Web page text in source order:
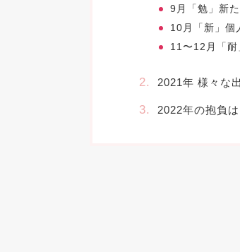
9月「勉」新
10月「新」個
11〜12月「耐
2021年 様々な
2022年の抱負は